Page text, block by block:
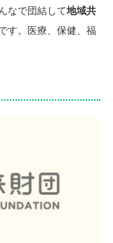
なで団結して地域共
。 医療、保健、福